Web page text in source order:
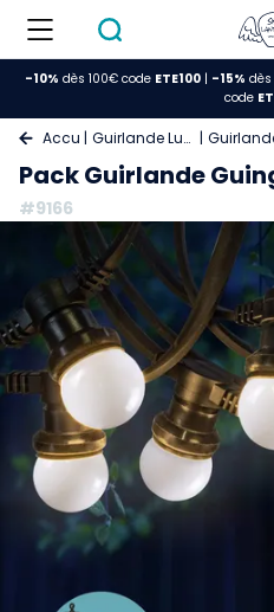
-10% dès 100€ code ETE100| -15%
code
Accueil Guirlande Lumineuse
Pack Guirlande
#9166